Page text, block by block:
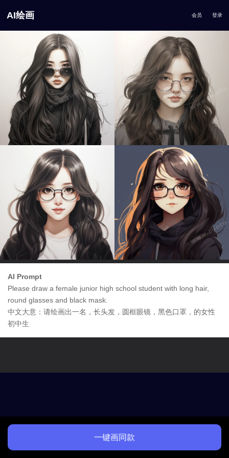
AI绘画 会员 登录
AI Prompt
Please draw a female junior high school student with long hair,
round glasses and black mask.
中文大意：请绘画出一名，长头发，圆框眼镜，黑色口罩，的女性
初中生
一键画同款